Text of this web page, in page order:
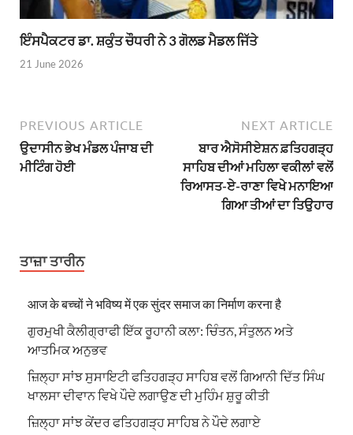
ਇੰਸਪੈਕਟਰ ਡਾ. ਸ਼ਕੁੰਤ ਚੌਧਰੀ ਨੇ 3 ਗੋਲਡ ਮੈਡਲ ਜਿੱਤੇ
21 June 2026
PREVIOUS ARTICLE
ਉਦਾਸੀਨ ਭੇਖ ਮੰਡਲ ਪੰਜਾਬ ਦੀ
ਮੀਟਿੰਗ ਹੋਈ
NEXT ARTICLE
ਬਾਰ ਐਸੋਸੀਏਸ਼ਨ ਫ਼ਤਿਹਗੜ੍ਹ
ਸਾਹਿਬ ਦੀਆਂ ਮਹਿਲਾ ਵਕੀਲਾਂ ਵਲੋਂ
ਰਿਆਸਤ-ਏ-ਰਾਣਾ ਵਿਖੇ ਮਨਾਇਆ
ਗਿਆ ਤੀਆਂ ਦਾ ਤਿਉਹਾਰ
ਤਾਜ਼ਾ ਤਾਰੀਨ
आज के बच्चों ने भविष्य में एक सुंदर समाज का निर्माण करना है
ਗੁਰਮੁਖੀ ਕੈਲੀਗ੍ਰਾਫੀ ਇੱਕ ਰੂਹਾਨੀ ਕਲਾ: ਚਿੰਤਨ, ਸੰਤੁਲਨ ਅਤੇ
ਆਤਮਿਕ ਅਨੁਭਵ
ਜ਼ਿਲ੍ਹਾ ਸਾਂਝ ਸੁਸਾਇਟੀ ਫਤਿਹਗੜ੍ਹ ਸਾਹਿਬ ਵਲੋਂ ਗਿਆਨੀ ਦਿੱਤ ਸਿੰਘ
ਖਾਲਸਾ ਦੀਵਾਨ ਵਿਖੇ ਪੌਦੇ ਲਗਾਉਣ ਦੀ ਮੁਹਿੰਮ ਸ਼ੁਰੂ ਕੀਤੀ
ਜ਼ਿਲ੍ਹਾ ਸਾਂਝ ਕੇਂਦਰ ਫਤਿਹਗੜ੍ਹ ਸਾਹਿਬ ਨੇ ਪੌਦੇ ਲਗਾਏ